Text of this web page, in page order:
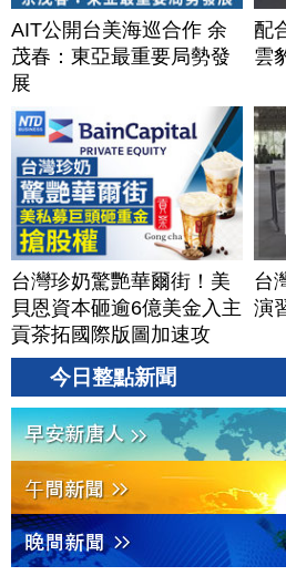
AIT公開台美海巡合作 余
茂春：東亞最重要局勢發
展
配
雲
台灣珍奶驚艷華爾街！美
貝恩資本砸逾6億美金入主
貢茶拓國際版圖加速攻
美？｜#財經新聞｜
20260806(四)
台
演
今日整點新聞